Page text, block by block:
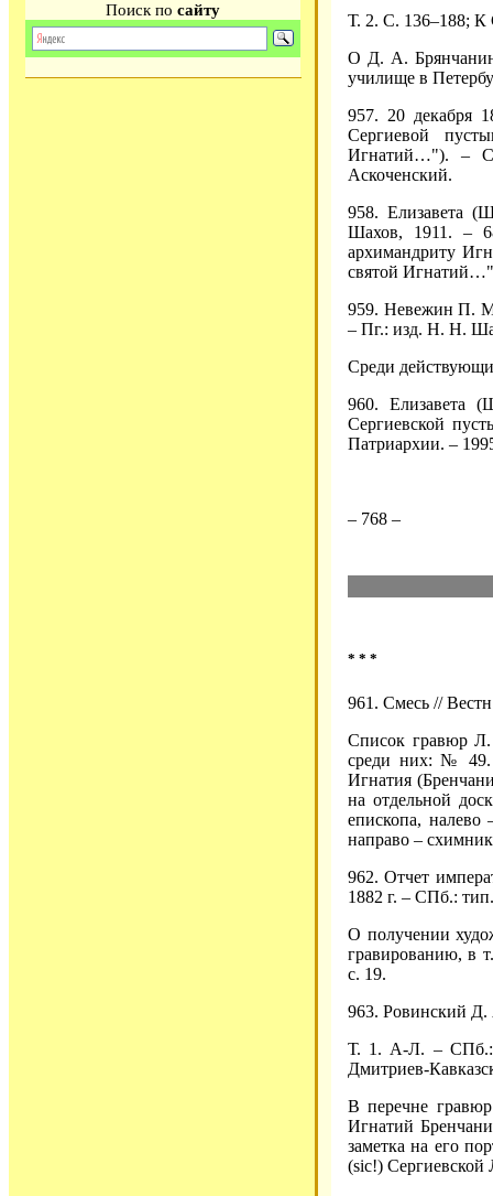
Поиск по сайту
Т. 2. С. 136–188; К
О Д. А.
училище в
957. 20 декабря
Сергиевой
Игнатий…"). –
Аскоченский.
958. Елизавета
Шахов, 1911. –
архимандриту
святой
959. Невежин П.
– Пг.: изд. Н. Н.
Среди
960. Елизавета
Сергиевской
Патриархии. –
– 768 –
* * *
961. Смесь //
Список гравюр Л.
среди них: № 49.
Игнатия
на отдельной
епископа,
направо –
962. Отчет
1882 г. – СПб.:
О получении
гравированию, в
с. 19.
963. Ровинский Д.
Т. 1. А-Л. – СПб.:
Дмитриев-
В перечне
Игнатий
заметка на его
(sic!) Сергиевской